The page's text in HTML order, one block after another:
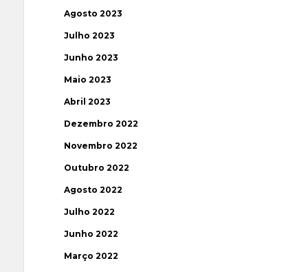
Agosto 2023
Julho 2023
Junho 2023
Maio 2023
Abril 2023
Dezembro 2022
Novembro 2022
Outubro 2022
Agosto 2022
Julho 2022
Junho 2022
Março 2022